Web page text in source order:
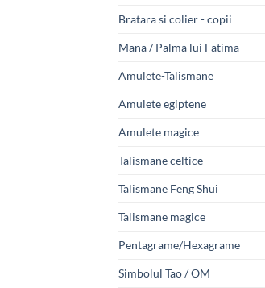
Bratara si colier - copii
Mana / Palma lui Fatima
Amulete-Talismane
Amulete egiptene
Amulete magice
Talismane celtice
Talismane Feng Shui
Talismane magice
Pentagrame/Hexagrame
Simbolul Tao / OM